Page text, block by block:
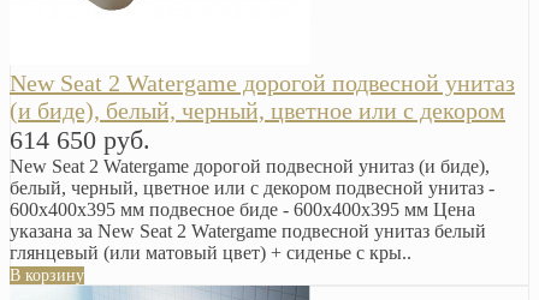
New Seat 2 Watergame дорогой подвесной унитаз
(и биде), белый, черный, цветное или с декором
614 650 руб.
New Seat 2 Watergame дорогой подвесной унитаз (и биде),
белый, черный, цветное или с декором подвесной унитаз -
600x400x395 мм подвесное биде - 600x400x395 мм Цена
указана за New Seat 2 Watergame подвесной унитаз белый
глянцевый (или матовый цвет) + сиденье с кры..
В корзину